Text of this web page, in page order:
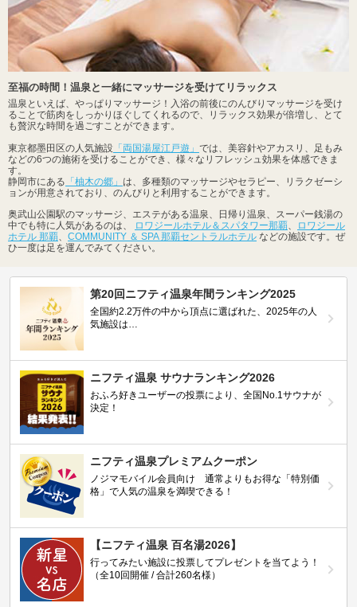
至福の時間！温泉と一緒にマッサージを受けてリラックス
温泉といえば、やっぱりマッサージ！入浴の前後にのんびりマッサージを受け
ることで筋肉をしっかりほぐしてくれるので、リラックス効果が倍増し、とて
も贅沢な時間を過ごすことができます。
東京都墨田区の人気施設 「両国湯屋江戸遊」 では、美容針やアカスリ、足もみ
などの6つの施術を受けることができ、様々なリフレッシュ効果を体感できま
す。
静岡市にある 「柚木の郷」 は、多種類のマッサージやセラピー、リラクゼーシ
ョンが用意されており、のんびりと利用することができます。
奥武山公園駅のマッサージ、エステがある温泉、日帰り温泉、スーパー銭湯の
中でも特に人気があるのは、
ロワジールホテル＆スパタワー那覇
ロワジール
ホテル 那覇
COMMUNITY ＆ SPA 那覇セントラルホテル などの施設です。ぜ
ひ一度は足を運んでみてください。
第20回ニフティ温泉年間ランキング2025
全国約2.2万件の中から頂点に選ばれた、2025年の人
気施設は…
ニフティ温泉 サウナランキング2026
おふろ好きユーザーの投票により、全国No.1サウナが
決定！
ニフティ温泉プレミアムクーポン
ノジマモバイル会員向け 通常よりもお得な「特別価
格」で人気の温泉を満喫できる！
【ニフティ温泉 百名湯2026】
行ってみたい施設に投票してプレゼントを当てよう！
（全10回開催 / 合計260名様）